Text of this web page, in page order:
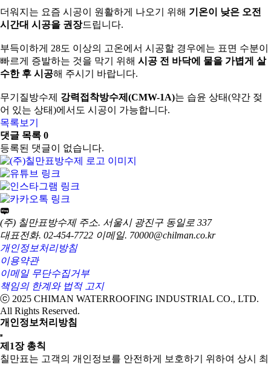
더워지는 요즘 시공이 원활하게 나오기 위해 기온이 낮은 오전
시간대 시공을 권장드립니다.
부득이하게 28도 이상의 고온에서 시공할 경우에는 표면 수분이
빠르게 증발하는 것을 막기 위해 시공 전 바닥에 물을 가볍게 살
수한 후 시공해 주시기 바랍니다.
무기질방수제 강력접착방수제(CMW-1A)는 습윤 상태(약간 젖
어 있는 상태)에서도 시공이 가능합니다.
목록보기
댓글 목록 0
등록된 댓글이 없습니다.
(주) 칠만표방수제 주소. 서울시 광진구 동일로 337
대표전화. 02-454-7722 이메일. 70000@chilman.co.kr
개인정보처리방침
이용약관
이메일 무단수집거부
책임의 한계와 법적 고지
ⓒ 2025 CHIMAN WATERROOFING INDUSTRIAL CO., LTD.
All Rights Reserved.
개인정보처리방침
제1장 총칙
칠만표는 고객의 개인정보를 안전하게 보호하기 위하여 상시 최